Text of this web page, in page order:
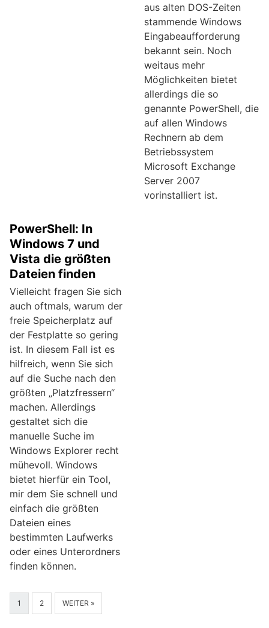
aus alten DOS-Zeiten
stammende Windows
Eingabeaufforderung
bekannt sein. Noch
weitaus mehr
Möglichkeiten bietet
allerdings die so
genannte PowerShell, die
auf allen Windows
Rechnern ab dem
Betriebssystem
Microsoft Exchange
Server 2007
vorinstalliert ist.
PowerShell: In
Windows 7 und
Vista die größten
Dateien finden
Vielleicht fragen Sie sich
auch oftmals, warum der
freie Speicherplatz auf
der Festplatte so gering
ist. In diesem Fall ist es
hilfreich, wenn Sie sich
auf die Suche nach den
größten „Platzfressern“
machen. Allerdings
gestaltet sich die
manuelle Suche im
Windows Explorer recht
mühevoll. Windows
bietet hierfür ein Tool,
mir dem Sie schnell und
einfach die größten
Dateien eines
bestimmten Laufwerks
oder eines Unterordners
finden können.
1 2 WEITER »